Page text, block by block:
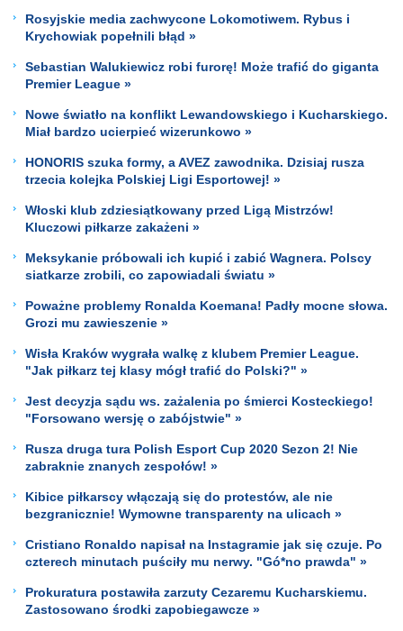
Rosyjskie media zachwycone Lokomotiwem. Rybus i
Krychowiak popełnili błąd »
Sebastian Walukiewicz robi furorę! Może trafić do giganta
Premier League »
Nowe światło na konflikt Lewandowskiego i Kucharskiego.
Miał bardzo ucierpieć wizerunkowo »
HONORIS szuka formy, a AVEZ zawodnika. Dzisiaj rusza
trzecia kolejka Polskiej Ligi Esportowej! »
Włoski klub zdziesiątkowany przed Ligą Mistrzów!
Kluczowi piłkarze zakażeni »
Meksykanie próbowali ich kupić i zabić Wagnera. Polscy
siatkarze zrobili, co zapowiadali światu »
Poważne problemy Ronalda Koemana! Padły mocne słowa.
Grozi mu zawieszenie »
Wisła Kraków wygrała walkę z klubem Premier League.
"Jak piłkarz tej klasy mógł trafić do Polski?" »
Jest decyzja sądu ws. zażalenia po śmierci Kosteckiego!
"Forsowano wersję o zabójstwie" »
Rusza druga tura Polish Esport Cup 2020 Sezon 2! Nie
zabraknie znanych zespołów! »
Kibice piłkarscy włączają się do protestów, ale nie
bezgranicznie! Wymowne transparenty na ulicach »
Cristiano Ronaldo napisał na Instagramie jak się czuje. Po
czterech minutach puściły mu nerwy. "Gó*no prawda" »
Prokuratura postawiła zarzuty Cezaremu Kucharskiemu.
Zastosowano środki zapobiegawcze »